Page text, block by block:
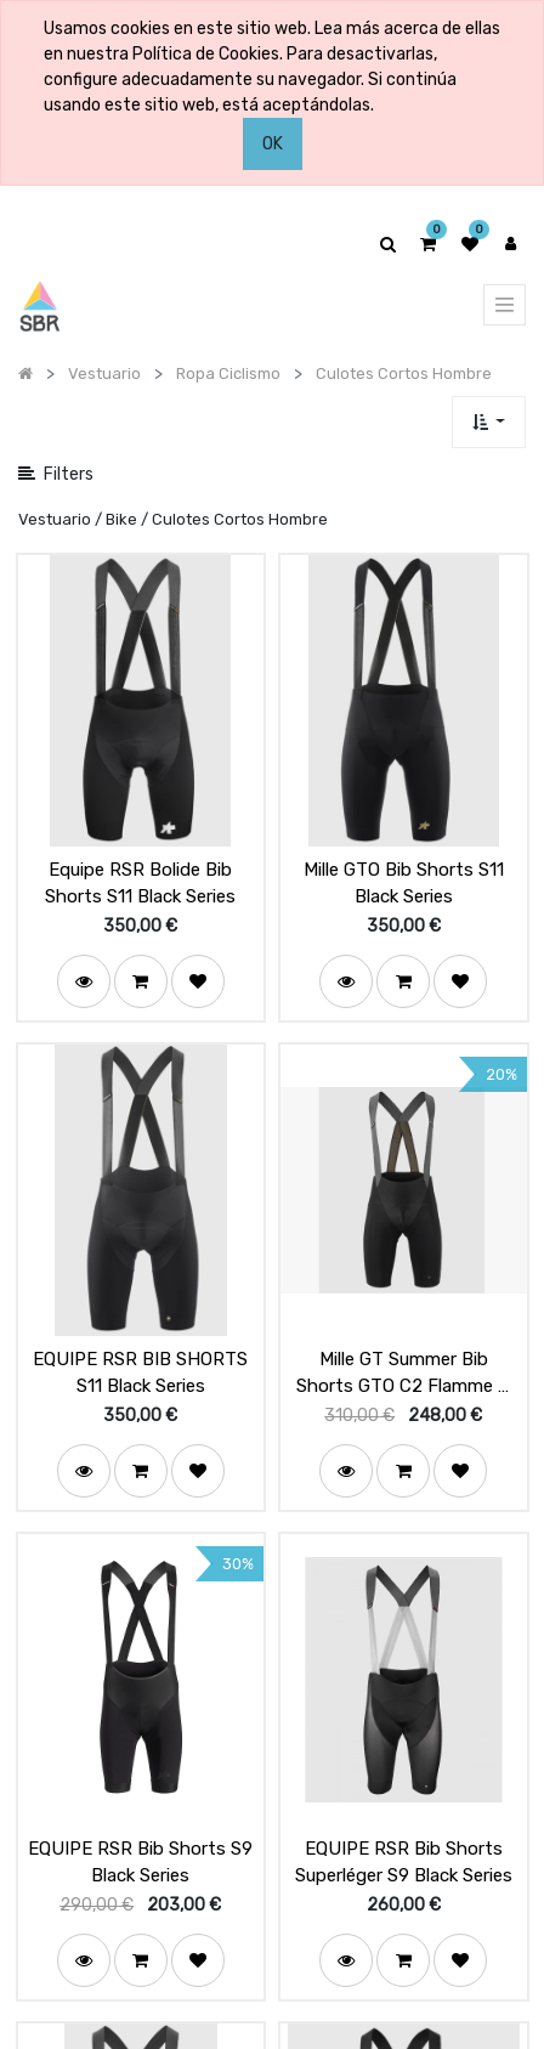
Usamos cookies en este sitio web. Lea más acerca de ellas
en nuestra Política de Cookies. Para desactivarlas,
configure adecuadamente su navegador. Si continúa
usando este sitio web, está aceptándolas.
OK
0 0
Vestuario Ropa Ciclismo Culotes Cortos Hombre
Filters
Mostrar
categorías
Vestuario / Bike / Culotes Cortos Hombre
Equipe RSR Bolide Bib
Shorts S11 Black Series
350,00€
Mille GTO Bib Shorts S11
Black Series
350,00€
EQUIPE RSR BIB SHORTS
S11 Black Series
350,00€
20%
Mille GT Summer Bib
Shorts GTO C2 Flamme D
Or
310,00€ 248,00€
30%
EQUIPE RSR Bib Shorts S9
Black Series
290,00€ 203,00€
EQUIPE RSR Bib Shorts
Superléger S9 Black Series
260,00€